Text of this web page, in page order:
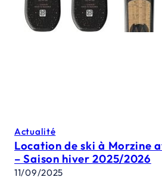
Actualité
Location de ski à Morzine
– Saison hiver 2025/2026
11/09/2025